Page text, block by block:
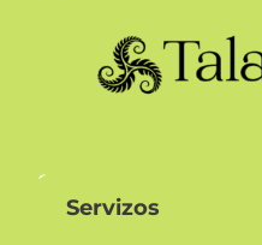
Servizos